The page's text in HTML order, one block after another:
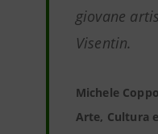
giovane
Visentin.
Michele
Arte, Cultura